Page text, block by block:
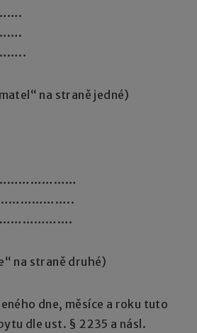
na straně jedné)
na straně druhé)
dne, měsíce a roku tuto
dle ust. § 2235 a násl.